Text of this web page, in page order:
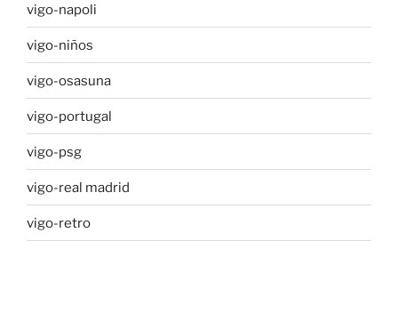
vigo-napoli
vigo-niños
vigo-osasuna
vigo-portugal
vigo-psg
vigo-real madrid
vigo-retro